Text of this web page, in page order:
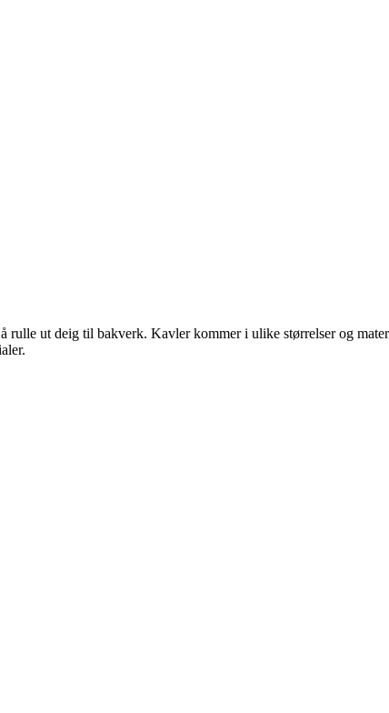
ut deig til bakverk. Kavler kommer i ulike størrelser og